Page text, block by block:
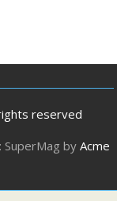
reserved
SuperMag byAcme